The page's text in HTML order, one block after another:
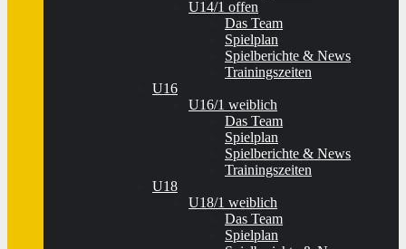
U14/1 offen
Das Team
Spielplan
Spielberichte & News
Trainingszeiten
U16
U16/1 weiblich
Das Team
Spielplan
Spielberichte & News
Trainingszeiten
U18
U18/1 weiblich
Das Team
Spielplan